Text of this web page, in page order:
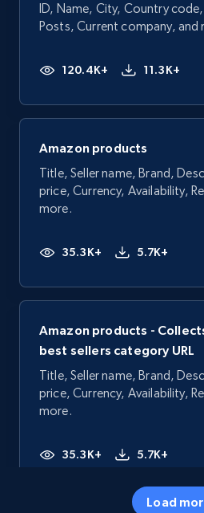
ID, Name, City, Country
Posts, Current company, and
120.4K+ 11.3K+
Amazon products
Title, Seller name, Brand,
price, Currency, Availability,
more.
35.3K+ 5.7K+
Amazon products -
best sellers category URL
Title, Seller name, Brand,
price, Currency, Availability,
more.
35.3K+ 5.7K+
Load